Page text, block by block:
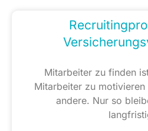
Mitarbeiter zu finden
Mitarbeiter zu
andere. Nur so